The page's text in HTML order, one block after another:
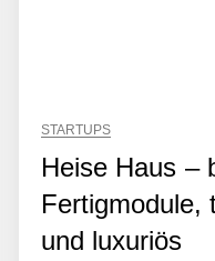
STARTUPS
Heise Haus –
Fertigmodule,
und luxuriös